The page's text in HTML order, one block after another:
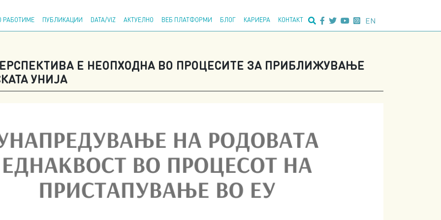
РАБОТИМЕ ПУБЛИКАЦИИ DATA/VIZ АКТУЕЛНО ВЕБ ПЛАТФОРМИ БЛОГ КАРИЕРА КОНТАКТ EN
Е НЕОПХОДНА ВО ПРОЦЕСИТЕ ЗА ПРИБЛИЖУВАЊЕ
УНИЈА